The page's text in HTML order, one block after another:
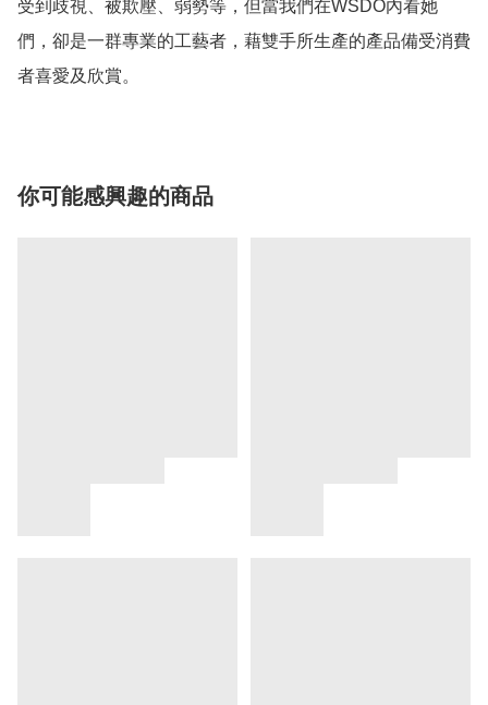
受到歧視、被欺壓、弱勢等，但當我們在WSDO內看她
們，卻是一群專業的工藝者，藉雙手所生產的產品備受消費
者喜愛及欣賞。
你可能感興趣的商品